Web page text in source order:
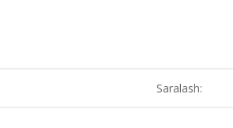
Saralash: